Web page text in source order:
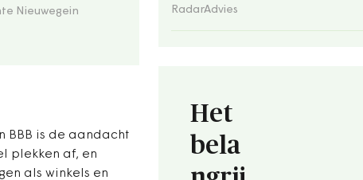
Nieuwegein
BBB is de aandacht
plekken af, en
als winkels en
RadarAdvies
Het
bela